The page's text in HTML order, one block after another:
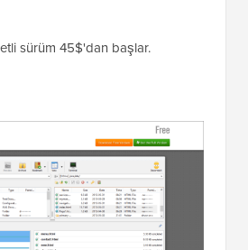
sürüm 45$'dan başlar.